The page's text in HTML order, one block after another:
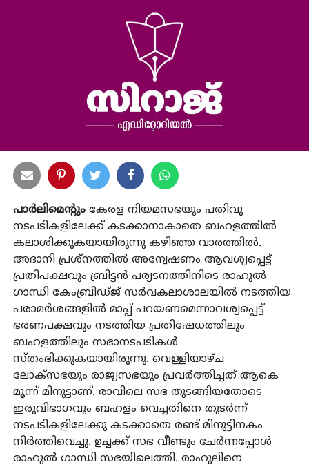
പാര്‍ലിമെന്റുംകേരള നിയമസഭയും പതിവു
നടപടികളിലേക്ക് കടക്കാനാകാതെ ബഹളത്തില്‍
കലാശിക്കുകയായിരുന്നു കഴിഞ്ഞ വാരത്തില്‍.
അദാനി പ്രശ്‌നത്തില്‍ അന്വേഷണം ആവശ്യപ്പെട്ട്
പ്രതിപക്ഷവും ബ്രിട്ടന്‍ പര്യടനത്തിനിടെ രാഹുല്‍
ഗാന്ധി കേംബ്രിഡ്ജ് സര്‍വകലാശാലയില്‍ നടത്തിയ
പരാമര്‍ശങ്ങളില്‍ മാപ്പ് പറയണമെന്നാവശ്യപ്പെട്ട്
ഭരണപക്ഷവും നടത്തിയ പ്രതിഷേധത്തിലും
ബഹളത്തിലും സഭാനടപടികള്‍
സ്തംഭിക്കുകയായിരുന്നു. വെള്ളിയാഴ്ച
ലോക്‌സഭയും രാജ്യസഭയും പ്രവര്‍ത്തിച്ചത് ആകെ
മൂന്ന് മിനുട്ടാണ്. രാവിലെ സഭ തുടങ്ങിയതോടെ
ഇരുവിഭാഗവും ബഹളം വെച്ചതിനെ തുടര്‍ന്ന്
നടപടികളിലേക്കു കടക്കാതെ രണ്ട് മിനുട്ടിനകം
നിര്‍ത്തിവെച്ചു. ഉച്ചക്ക് സഭ വീണ്ടും ചേര്‍ന്നപ്പോള്‍
രാഹുല്‍ ഗാന്ധി സഭയിലെത്തി. രാഹുലിനെ